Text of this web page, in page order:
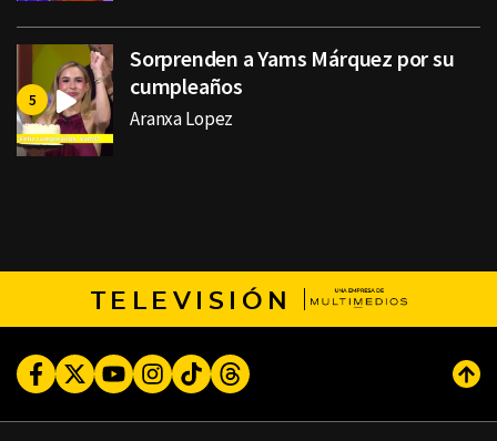
Sorprenden a Yams Márquez por su
cumpleaños
Aranxa Lopez
TELEVISIÓN
FacebookTwitterYoutubeInstagram
TikTokThreads